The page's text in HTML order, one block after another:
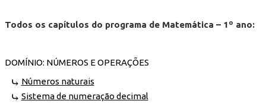
Todos os capítulos do programa de Matemática – 1º ano:
DOMÍNIO: NÚMEROS E OPERAÇÕES
Números naturais
Sistema de numeração decimal